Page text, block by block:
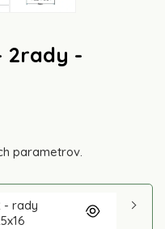
2rady -
parametrov.
- rady